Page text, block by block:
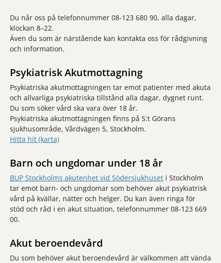
Du når oss på telefonnummer 08-123 680 90, alla dagar,
klockan 8–22.
Även du som är närstående kan kontakta oss för rådgivning
och information.
Psykiatrisk Akutmottagning
Psykiatriska akutmottagningen tar emot patienter med akuta
och allvarliga psykiatriska tillstånd alla dagar, dygnet runt.
Du som söker vård ska vara över 18 år.
Psykiatriska akutmottagningen finns på S:t Görans
sjukhusområde, Vårdvägen 5, Stockholm.
Hitta hit (karta)
Barn och ungdomar under 18 år
BUP Stockholms akutenhet vid Södersjukhuset i Stockholm
tar emot barn- och ungdomar som behöver akut psykiatrisk
vård på kvällar, nätter och helger. Du kan även ringa för
stöd och råd i en akut situation, telefonnummer 08-123 669
00.
Akut beroendevård
Du som behöver akut beroendevård är välkommen att vända